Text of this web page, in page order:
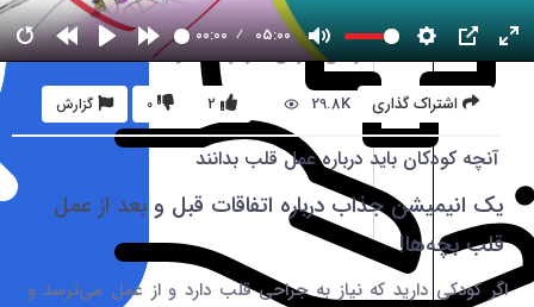
00:00 05:00
اشتراک گذاری 29.8K گزارش 0 2
آنچه کودکان باید درباره عمل قلب بدانند
یک انیمیشن جذاب درباره اتفاقات قبل و بعد از عمل
قلب بچه‌ها!
اگر کودکی دارید که نیاز به جراحی قلب دارد و از عمل می‌ترسد و